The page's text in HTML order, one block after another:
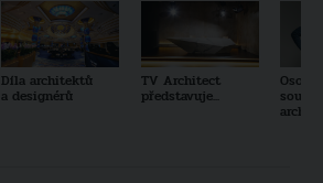
Díla architektů
a designérů
TV Architect
představuje...